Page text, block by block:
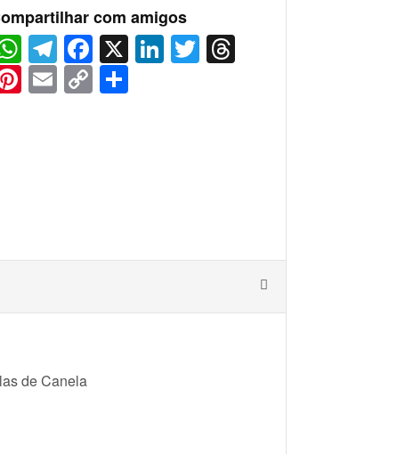
com amigos
WhatsApp
Telegram
Facebook
X LinkedIn
Twitter
Pinterest
Email
Copy
Link
de Canela